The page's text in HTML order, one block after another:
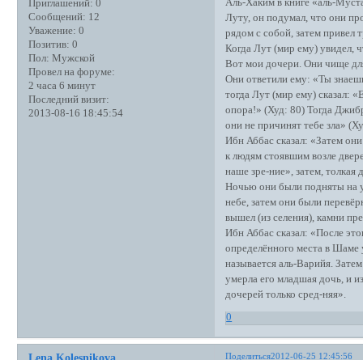
Приглашений: 0
Сообщений: 12
Уважение: 0
Позитив: 0
Пол: Мужской
Провел на форуме:
2 часа 6 минут
Последний визит:
2013-08-16 18:45:54
Луту, он подумал, что они
рядом с собой, затем привел
Когда Лут (мир ему) увидел,
Вот мои дочери. Они чище
Они ответили ему: «Ты
тогда Лут (мир ему) сказал:
опора!» (Худ: 80) Тогда
они не причинят тебе зла»
Ибн Аббас сказал: «Затем
к людям стоявшим возле
наше зре-ние», затем, толкая
Ночью они были подняты на
небе, затем они были
вышел (из селения), камни
Ибн Аббас сказал: «После
определённого места в Шаме
называется аль-Варийя.
умерла его младшая дочь, и
дочерей только сред-няя».
0
Поделиться2012-06-25 12:45:56
Lena Kolesnikova